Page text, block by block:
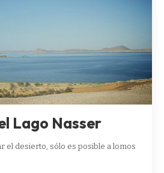
Lago Nasser
el desierto, sólo es posible a lomos